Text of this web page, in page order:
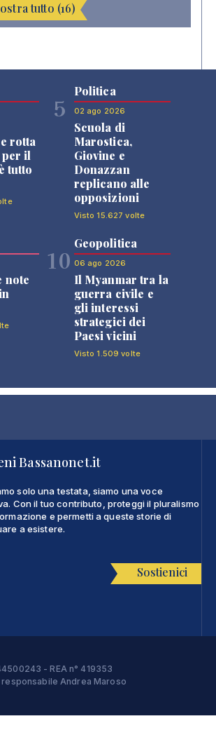
tutto (16)
rotta
il
tutto
5
Politica
02 ago 2026
Scuola di
Marostica,
Giovine e
Donazzan
replicano alle
opposizioni
Visto 15.627 volte
note
10
Geopolitica
06 ago 2026
Il Myanmar tra la
guerra civile e
gli interessi
strategici dei
Paesi vicini
Visto 1.509 volte
Bassanonet.it
solo una testata, siamo una voce
Con il tuo contributo, proteggi il pluralismo
e permetti a queste storie di
a esistere.
Sostienici
- REA n° 419353
Andrea Maroso